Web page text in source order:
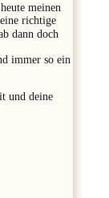
meinen
richtige
dann doch
immer so ein
und deine